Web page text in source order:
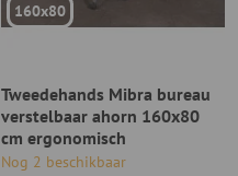
160x80
Tweedehands Mibra bureau
verstelbaar ahorn 160x80
cm ergonomisch
Nog 2 beschikbaar